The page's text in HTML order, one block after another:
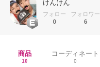
けんけん
フォロー
0
フォロワー
6
商品
10
コーディネート
0